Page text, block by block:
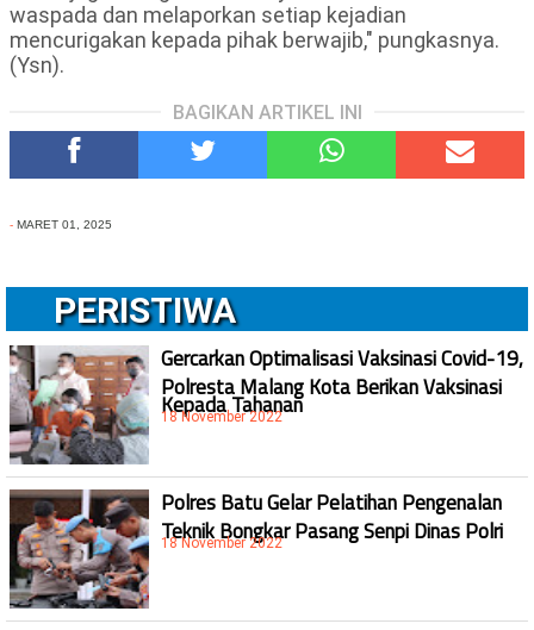
waspada dan melaporkan setiap kejadian
mencurigakan kepada pihak berwajib," pungkasnya.
(Ysn).
BAGIKAN ARTIKEL INI
- MARET 01, 2025
PERISTIWA
Gercarkan Optimalisasi Vaksinasi Covid-19,
Polresta Malang Kota Berikan Vaksinasi
Kepada Tahanan
18 November 2022
Polres Batu Gelar Pelatihan Pengenalan
Teknik Bongkar Pasang Senpi Dinas Polri
18 November 2022